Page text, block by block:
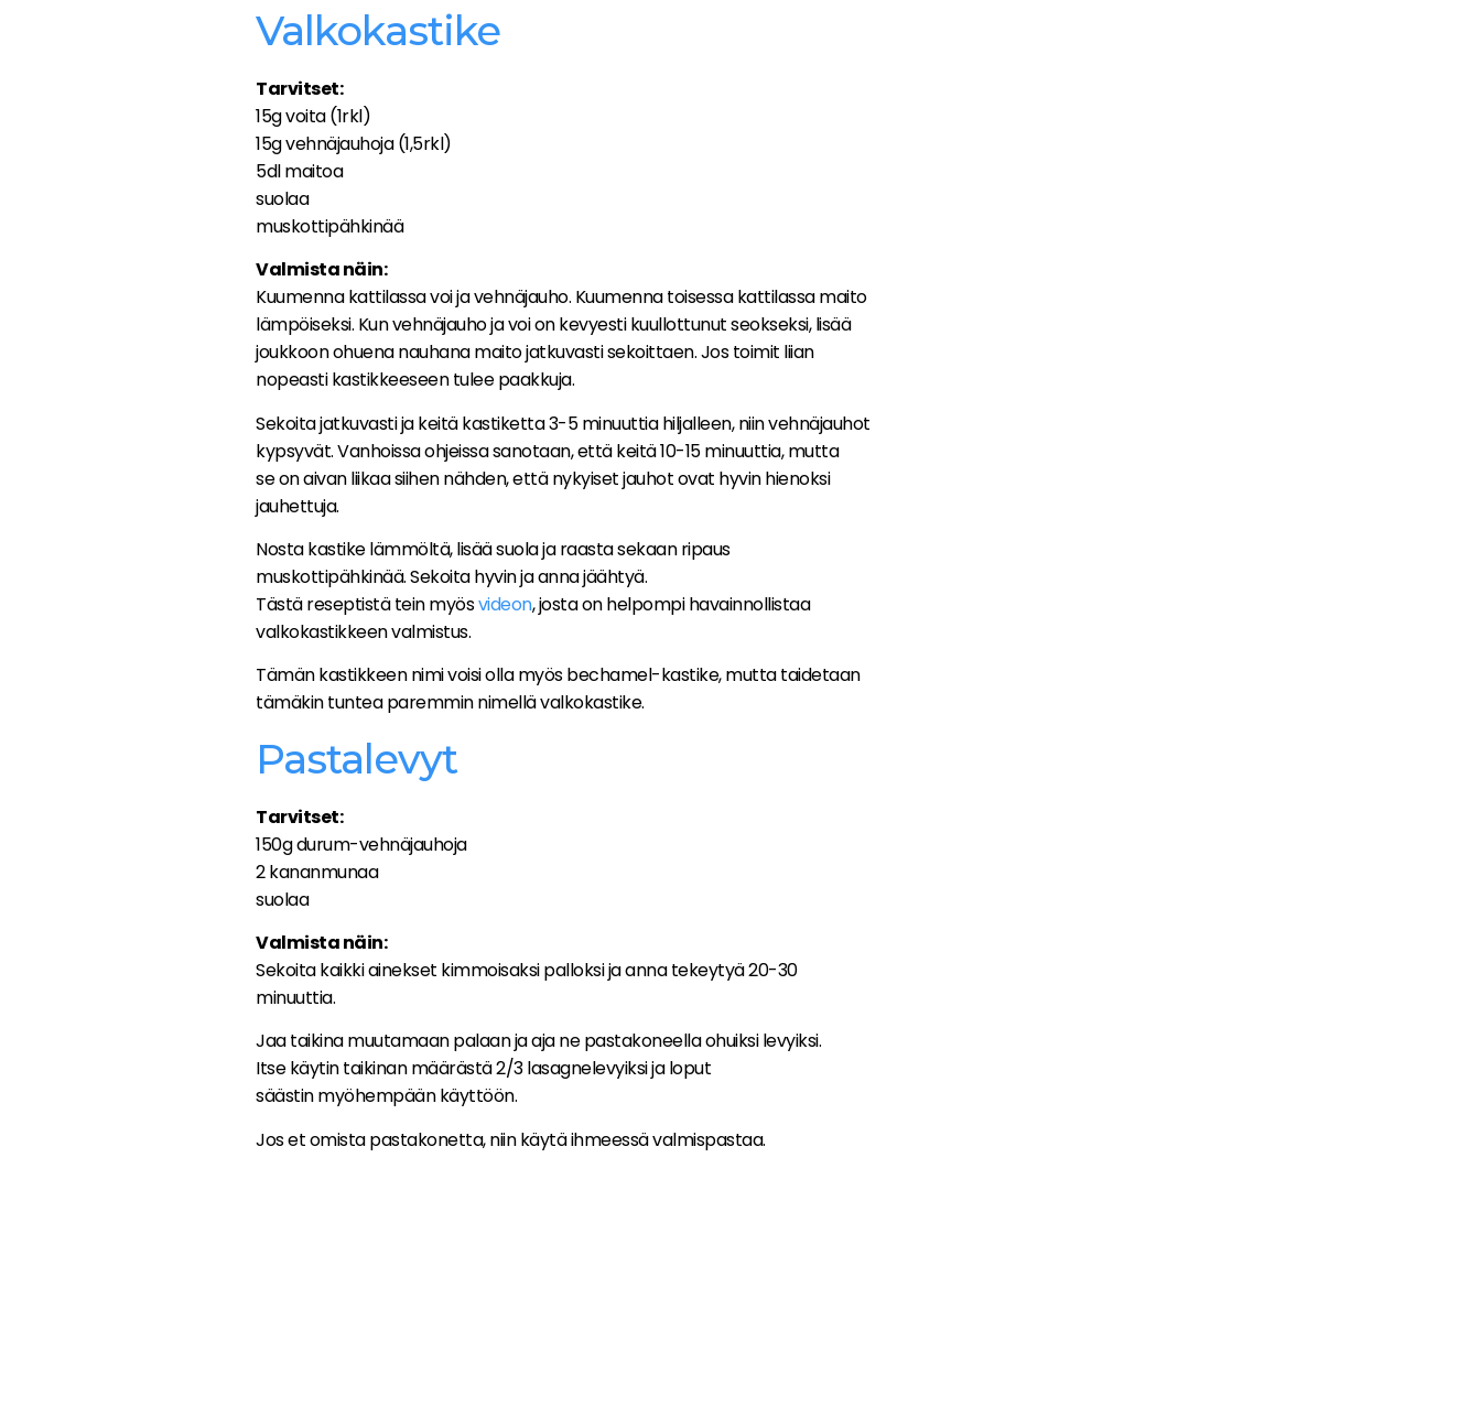
Valkokastike
Tarvitset:
15g voita (1rkl)
15g vehnäjauhoja (1,5rkl)
5dl maitoa
suolaa
muskottipähkinää
Valmista näin:
Kuumenna kattilassa voi ja vehnäjauho. Kuumenna toisessa kattilassa maito
lämpöiseksi. Kun vehnäjauho ja voi on kevyesti kuullottunut seokseksi, lisää
joukkoon ohuena nauhana maito jatkuvasti sekoittaen. Jos toimit liian
nopeasti kastikkeeseen tulee paakkuja.
Sekoita jatkuvasti ja keitä kastiketta 3-5 minuuttia hiljalleen, niin vehnäjauhot
kypsyvät. Vanhoissa ohjeissa sanotaan, että keitä 10-15 minuuttia, mutta
se on aivan liikaa siihen nähden, että nykyiset jauhot ovat hyvin hienoksi
jauhettuja.
Nosta kastike lämmöltä, lisää suola ja raasta sekaan ripaus
muskottipähkinää. Sekoita hyvin ja anna jäähtyä.
Tästä reseptistä tein myösvideon, josta on helpompi havainnollistaa
valkokastikkeen valmistus.
Tämän kastikkeen nimi voisi olla myös bechamel-kastike, mutta taidetaan
tämäkin tuntea paremmin nimellä valkokastike.
Pastalevyt
Tarvitset:
150g durum-vehnäjauhoja
2 kananmunaa
suolaa
Valmista näin:
Sekoita kaikki ainekset kimmoisaksi palloksi ja anna tekeytyä 20-30
minuuttia.
Jaa taikina muutamaan palaan ja aja ne pastakoneella ohuiksi levyiksi.
Itse käytin taikinan määrästä 2/3 lasagnelevyiksi ja loput
säästin myöhempään käyttöön.
Jos et omista pastakonetta, niin käytä ihmeessä valmispastaa.